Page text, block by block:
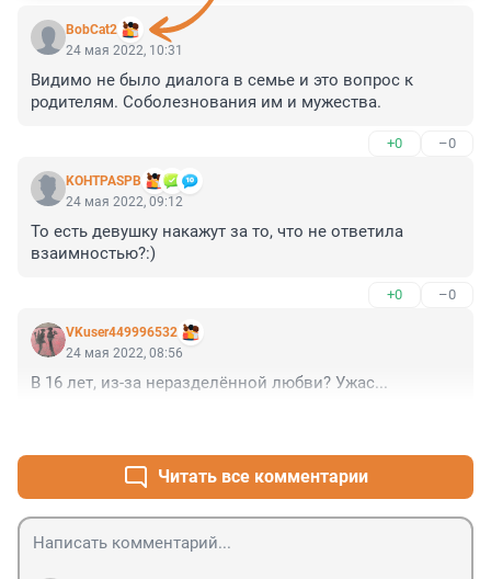
BobCat2
24 мая 2022, 10:31
Видимо не было диалога в семье и это вопрос к
родителям. Соболезнования им и мужества.
+0 –0
KOHTPASPB
24 мая 2022, 09:12
То есть девушку накажут за то, что не ответила
взаимностью?:)
+0 –0
VKuser449996532
24 мая 2022, 08:56
В 16 лет, из-за неразделённой любви? Ужас...
Читать все комментарии